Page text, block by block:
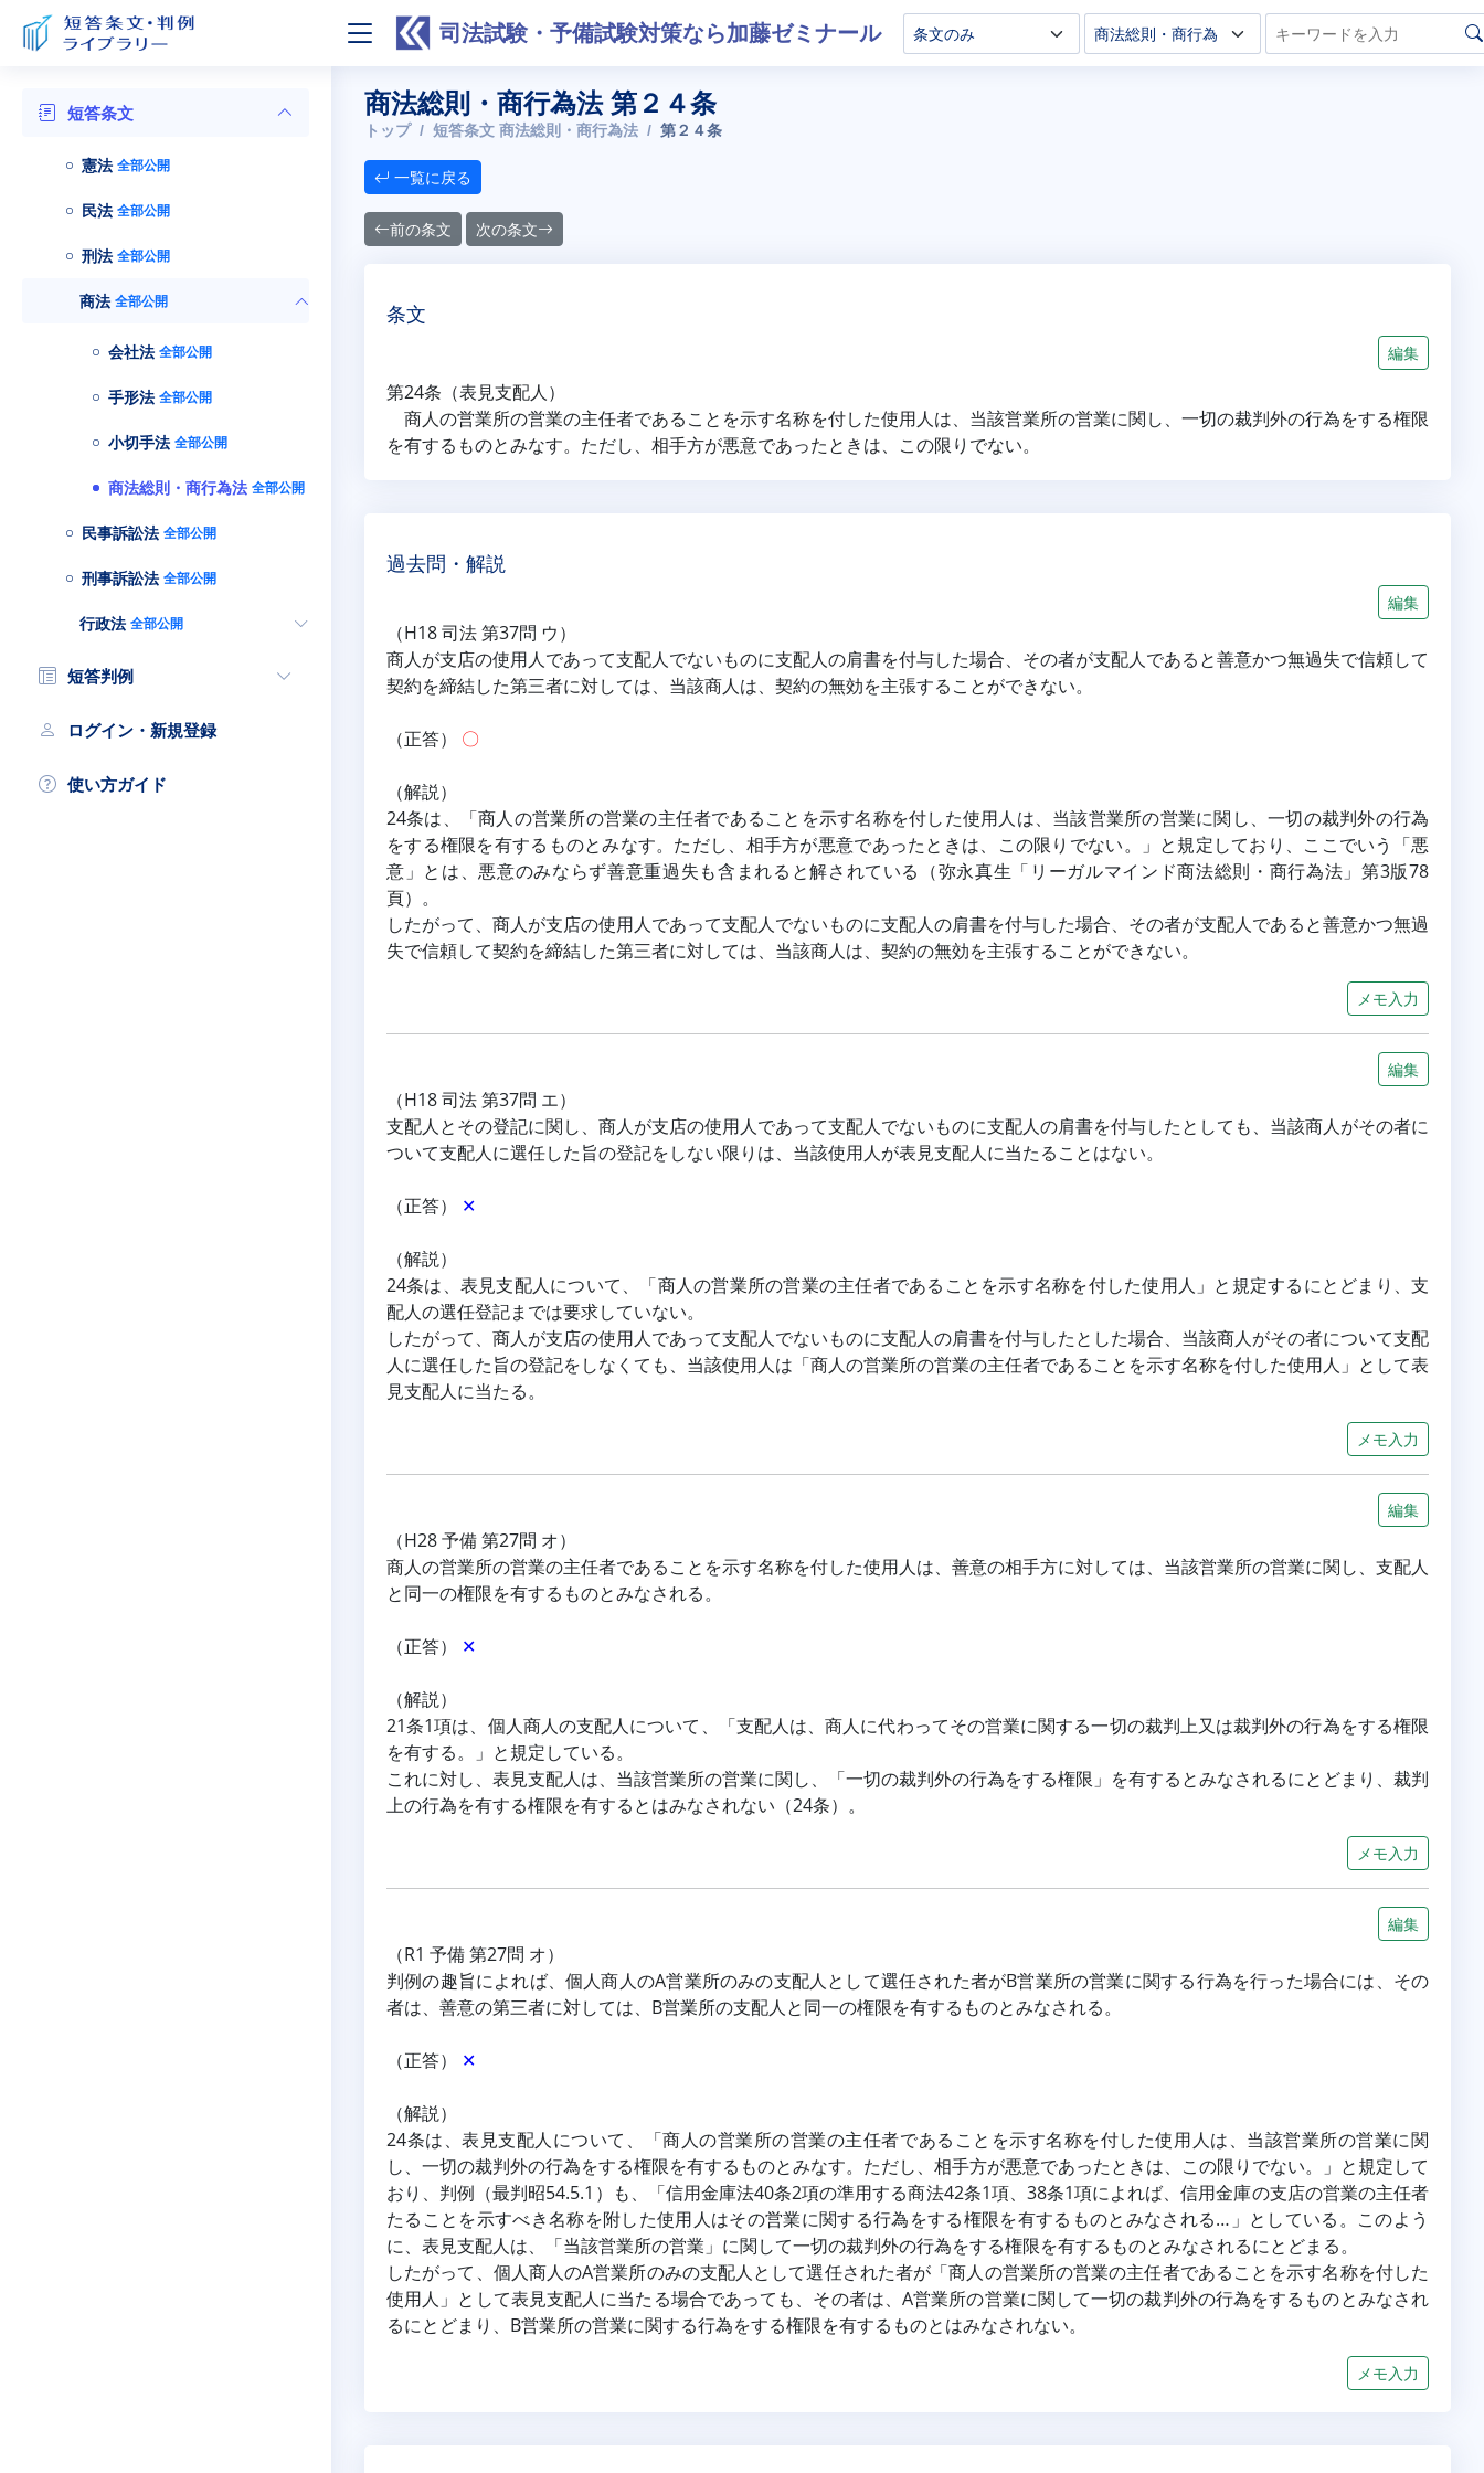
司法試験・予備試験対策なら加藤ゼミナール
短答条文
憲法 全部公開
民法 全部公開
刑法 全部公開
商法 全部公開
会社法 全部公開
手形法 全部公開
小切手法 全部公開
商法総則・商行為法 全部公開
民事訴訟法 全部公開
刑事訴訟法 全部公開
行政法 全部公開
短答判例
ログイン・新規登録
使い方ガイド
商法総則・商行為法 第２４条
トップ 短答条文 商法総則・商行為法 第２４条
一覧に戻る
前の条文 次の条文
条文
編集
第24条（表見支配人）
商人の営業所の営業の主任者であることを示す名称を付した使用人は、当該営業所の営業に関し、一切の裁判外の行為をする権限
を有するものとみなす。ただし、相手方が悪意であったときは、この限りでない。
過去問・解説
編集
（H18 司法 第37問 ウ）
商人が支店の使用人であって支配人でないものに支配人の肩書を付与した場合、その者が支配人であると善意かつ無過失で信頼して
契約を締結した第三者に対しては、当該商人は、契約の無効を主張することができない。
（正答） 〇
（解説）
24条は、「商人の営業所の営業の主任者であることを示す名称を付した使用人は、当該営業所の営業に関し、一切の裁判外の行為
をする権限を有するものとみなす。ただし、相手方が悪意であったときは、この限りでない。」と規定しており、ここでいう「悪
意」とは、悪意のみならず善意重過失も含まれると解されている（弥永真生「リーガルマインド商法総則・商行為法」第3版78
頁）。
したがって、商人が支店の使用人であって支配人でないものに支配人の肩書を付与した場合、その者が支配人であると善意かつ無過
失で信頼して契約を締結した第三者に対しては、当該商人は、契約の無効を主張することができない。
メモ入力
編集
（H18 司法 第37問 エ）
支配人とその登記に関し、商人が支店の使用人であって支配人でないものに支配人の肩書を付与したとしても、当該商人がその者に
ついて支配人に選任した旨の登記をしない限りは、当該使用人が表見支配人に当たることはない。
（正答） ✕
（解説）
24条は、表見支配人について、「商人の営業所の営業の主任者であることを示す名称を付した使用人」と規定するにとどまり、支
配人の選任登記までは要求していない。
したがって、商人が支店の使用人であって支配人でないものに支配人の肩書を付与したとした場合、当該商人がその者について支配
人に選任した旨の登記をしなくても、当該使用人は「商人の営業所の営業の主任者であることを示す名称を付した使用人」として表
見支配人に当たる。
メモ入力
編集
（H28 予備 第27問 オ）
商人の営業所の営業の主任者であることを示す名称を付した使用人は、善意の相手方に対しては、当該営業所の営業に関し、支配人
と同一の権限を有するものとみなされる。
（正答） ✕
（解説）
21条1項は、個人商人の支配人について、「支配人は、商人に代わってその営業に関する一切の裁判上又は裁判外の行為をする権限
を有する。」と規定している。
これに対し、表見支配人は、当該営業所の営業に関し、「一切の裁判外の行為をする権限」を有するとみなされるにとどまり、裁判
上の行為を有する権限を有するとはみなされない（24条）。
メモ入力
編集
（R1 予備 第27問 オ）
判例の趣旨によれば、個人商人のA営業所のみの支配人として選任された者がB営業所の営業に関する行為を行った場合には、その
者は、善意の第三者に対しては、B営業所の支配人と同一の権限を有するものとみなされる。
（正答） ✕
（解説）
24条は、表見支配人について、「商人の営業所の営業の主任者であることを示す名称を付した使用人は、当該営業所の営業に関
し、一切の裁判外の行為をする権限を有するものとみなす。ただし、相手方が悪意であったときは、この限りでない。」と規定して
おり、判例（最判昭54.5.1）も、「信用金庫法40条2項の準用する商法42条1項、38条1項によれば、信用金庫の支店の営業の主任者
たることを示すべき名称を附した使用人はその営業に関する行為をする権限を有するものとみなされる…」としている。このよう
に、表見支配人は、「当該営業所の営業」に関して一切の裁判外の行為をする権限を有するものとみなされるにとどまる。
したがって、個人商人のA営業所のみの支配人として選任された者が「商人の営業所の営業の主任者であることを示す名称を付した
使用人」として表見支配人に当たる場合であっても、その者は、A営業所の営業に関して一切の裁判外の行為をするものとみなされ
るにとどまり、B営業所の営業に関する行為をする権限を有するものとはみなされない。
メモ入力